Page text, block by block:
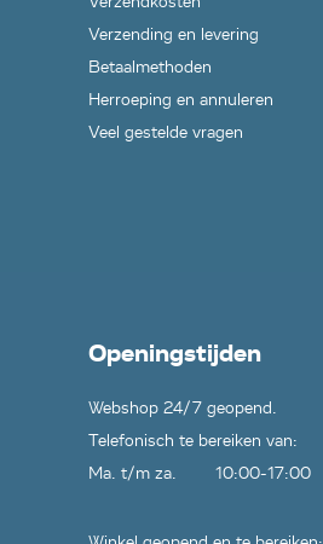
Verzending en levering
Betaalmethoden
Herroeping en annuleren
Veel gestelde vragen
Openingstijden
Webshop 24/7 geopend.
Telefonisch te bereiken van:
Ma. t/m za.
10:00-17:00